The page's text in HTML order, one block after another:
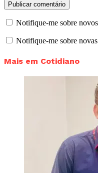
Notifique-me sobre
Notifique-me sobre
Mais em Cotidiano